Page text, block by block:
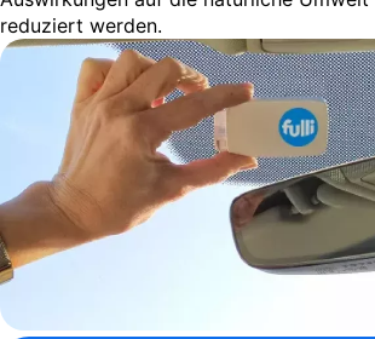
reduziert werden.